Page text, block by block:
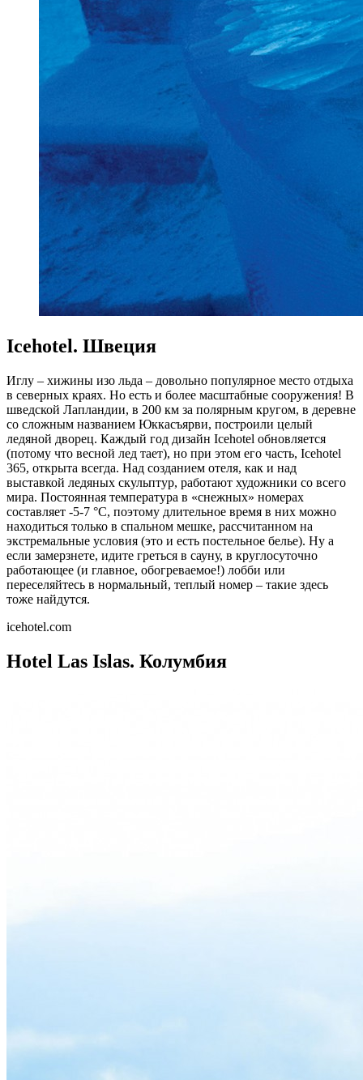
Icehotel. Швеция
Иглу – хижины изо льда – довольно популярное место отдыха
в северных краях. Но есть и более масштабные сооружения! В
шведской Лапландии, в 200 км за полярным кругом, в деревне
со сложным названием Юккасъярви, построили целый
ледяной дворец. Каждый год дизайн Icehotel обновляется
(потому что весной лед тает), но при этом его часть, Icehotel
365, открыта всегда. Над созданием отеля, как и над
выставкой ледяных скульптур, работают художники со всего
мира. Постоянная температура в «снежных» номерах
составляет -5-7 °С, поэтому длительное время в них можно
находиться только в спальном мешке, рассчитанном на
экстремальные условия (это и есть постельное белье). Ну а
если замерзнете, идите греться в сауну, в круглосуточно
работающее (и главное, обогреваемое!) лобби или
переселяйтесь в нормальный, теплый номер – такие здесь
тоже найдутся.
icehotel.com
Hotel Las Islas. Колумбия